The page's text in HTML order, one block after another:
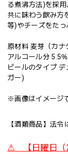
る煮沸方法)を採
共に味わう飲み方
等)やチーズをたっ
原材料 麦芽（カ
アルコール分 5.5％
ビールのタイプ
ガー)
※画像はイメージ
【酒類商品】法
⚠ 【日曜日（